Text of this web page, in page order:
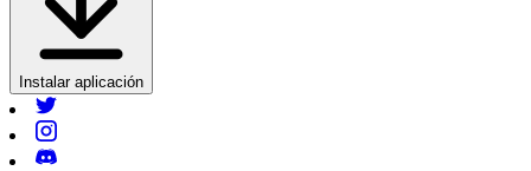
Instalar aplicación